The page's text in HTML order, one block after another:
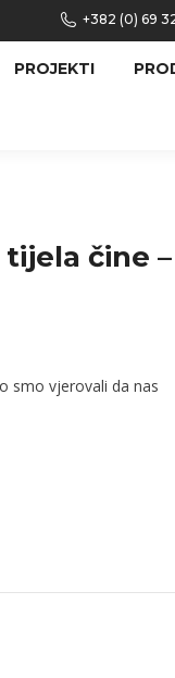
+382 (0) 69
PROJEKTI
tijela čine –
smo vjerovali da nas